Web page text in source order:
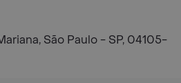
São Paulo - SP, 04105-